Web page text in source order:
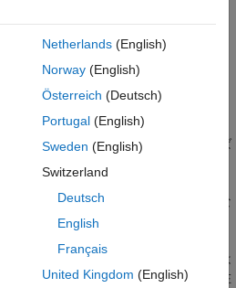
次のようにします。
メモリに読み込まれていなければなり
ムがメモリに読み込まれていなければ
指定されたサブシステムを含めてはな
テムにブロックまたはラインを含めては
のタイプの情報はサブシステム内に存在
Netherlands(English)
Norway(English)
Österreich (Deutsch)
Portugal(English)
Sweden (English)
Switzerland
Deutsch
English
Français
United Kingdom (English)